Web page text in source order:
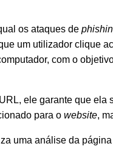
os ataques de
um utilizador clique
com o
ele garante que
para o website,
uma análise da